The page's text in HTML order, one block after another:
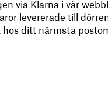
via Klarna i vår
levererade till
hos ditt närmsta